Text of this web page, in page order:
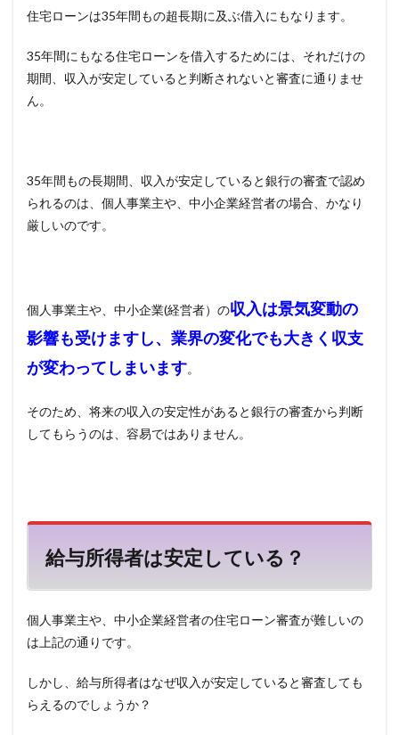
のポ
ト
4.1
てい
る
か？
4.2
所得
に含
む
4.3
所得
価期
間
は？
益も
され
る
既存
の状
4.6
個人
住宅ローンは35年間もの超長期に及ぶ借入にもなります。
35年間にもなる住宅ローンを借入するためには、それだけの
期間、収入が安定していると判断されないと審査に通りませ
ん。
35年間もの長期間、収入が安定していると銀行の審査で認め
られるのは、個人事業主や、中小企業経営者の場合、かなり
厳しいのです。
個人事業主や、中小企業(経営者）の収入は景気変動の
影響も受けますし、業界の変化でも大きく収支
が変わってしまいます。
そのため、将来の収入の安定性があると銀行の審査から判断
してもらうのは、容易ではありません。
給与所得者は安定している？
個人事業主や、中小企業経営者の住宅ローン審査が難しいの
は上記の通りです。
しかし、給与所得者はなぜ収入が安定していると審査しても
らえるのでしょうか？